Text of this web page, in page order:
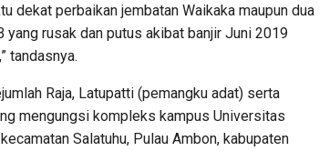
dekat perbaikan jembatan Waikaka maupun dua
yang rusak dan putus akibat banjir Juni 2019
tandasnya.
Raja, Latupatti (pemangku adat) serta
mengungsi kompleks kampus Universitas
Salatuhu, Pulau Ambon, kabupaten